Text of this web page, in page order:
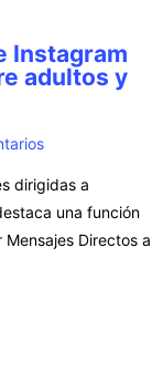
Instagram
adultos y
dirigidas a
una función
Directos a